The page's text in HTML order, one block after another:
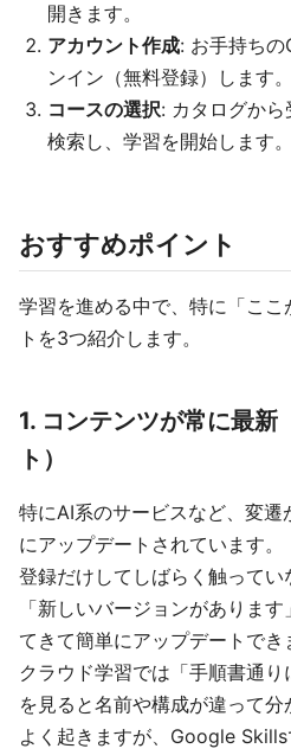
開きます。
アカウント作成: お手持ち
ンイン（無料登録）します。
コースの選択: カタログか
検索し、学習を開始します。
おすすめポイント
学習を進める中で、特に「こ
トを3つ紹介します。
1. コンテンツが常に最新
ト）
特にAI系のサービスなど、変
にアップデートされています。
登録だけしてしばらく触ってい
「新しいバージョンがありま
てきて簡単にアップデートでき
クラウド学習では「手順書通
を見ると名前や構成が違って
よく起きますが、Google